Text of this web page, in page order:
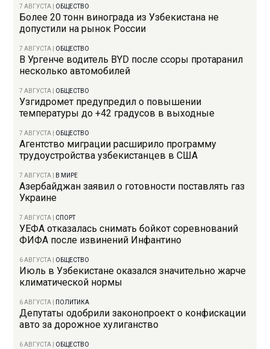
7 АВГУСТА ОБЩЕСТВО
Более 20 тонн винограда из Узбекистана не
допустили на рынок России
7 АВГУСТА ОБЩЕСТВО
В Ургенче водитель BYD после ссоры протаранил
несколько автомобилей
7 АВГУСТА ОБЩЕСТВО
Узгидромет предупредил о повышении
температуры до +42 градусов в выходные
7 АВГУСТА ОБЩЕСТВО
Агентство миграции расширило программу
трудоустройства узбекистанцев в США
7 АВГУСТА В МИРЕ
Азербайджан заявил о готовности поставлять газ
Украине
7 АВГУСТА СПОРТ
УЕФА отказалась снимать бойкот соревнований
ФИФА после извинений Инфантино
6 АВГУСТА ОБЩЕСТВО
Июль в Узбекистане оказался значительно жарче
климатической нормы
6 АВГУСТА ПОЛИТИКА
Депутаты одобрили законопроект о конфискации
авто за дорожное хулиганство
6 АВГУСТА ОБЩЕСТВО